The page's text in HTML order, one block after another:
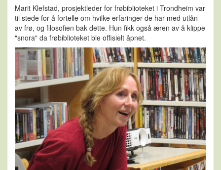
Marit Klefstad, prosjektleder for frøbiblioteket i Trondheim var
til stede for å fortelle om hvilke erfaringer de har med utlån
av frø, og filosofien bak dette. Hun fikk også æren av å klippe
"snora" da frøbiblioteket ble offisielt åpnet.